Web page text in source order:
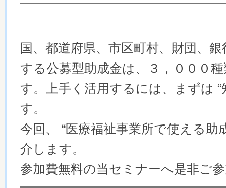
国、都道府県、市区町村、財団、
する公募型助成金は、３，０００
す。上手く活用するには、まずは “
す。
今回、 “医療福祉事業所で使える助
介します。
参加費無料の当セミナーへ是非ご